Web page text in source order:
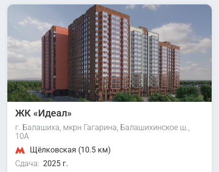
ЖК «Идеал»
г. Балашиха, мкрн Гагарина, Балашихинское ш.,
10А
Щёлковская (10.5 км)
Сдача: 2025 г.